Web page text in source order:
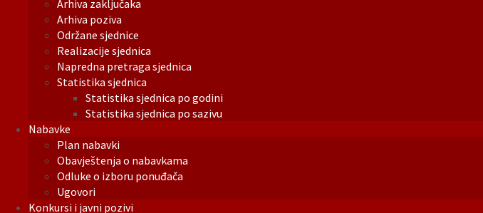
Arhiva zaključaka
Arhiva poziva
Održane sjednice
Realizacije sjednica
Napredna pretraga sjednica
Statistika sjednica
Statistika sjednica po godini
Statistika sjednica po sazivu
Nabavke
Plan nabavki
Obavještenja o nabavkama
Odluke o izboru ponuđača
Ugovori
Konkursi i javni pozivi